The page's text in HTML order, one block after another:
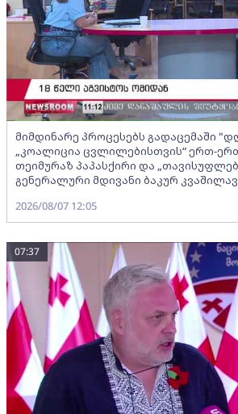
მიმდინარე პროცესებს გადაცემაში
„კოალიცია ცვლილებისთვის“ ერთ-
თეიმურაზ პაპასქირი და
გენერალური მდივანი ბაკურ
2026/08/07 12:05
07:37